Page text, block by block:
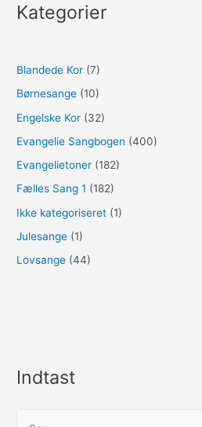
Kategorier
Blandede Kor (7)
Børnesange (10)
Engelske Kor (32)
Evangelie Sangbogen (400)
Evangelietoner (182)
Fælles Sang 1 (182)
Ikke kategoriseret (1)
Julesange (1)
Lovsange (44)
Indtast